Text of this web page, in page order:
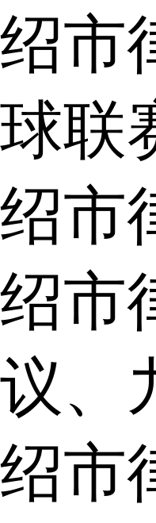
绍市
球联
绍市
绍市
议、
绍市